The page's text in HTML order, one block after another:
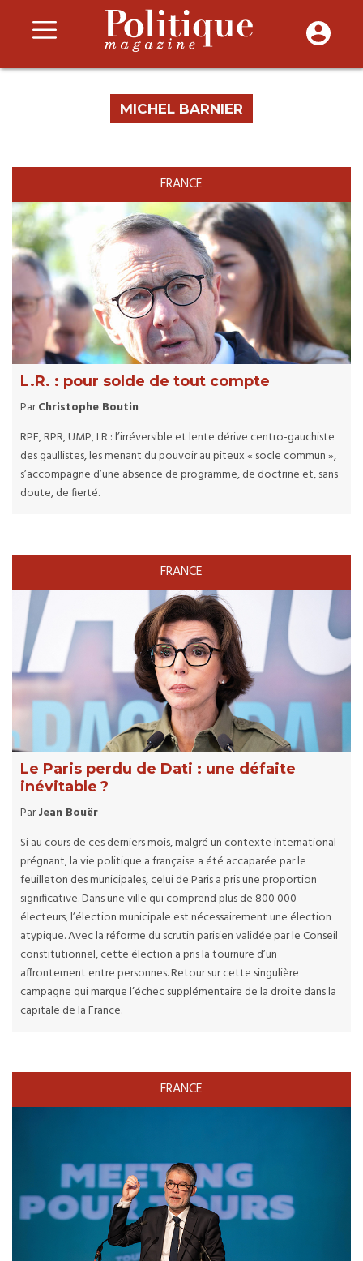
MICHEL BARNIER
FRANCE
L.R. : pour solde de tout compte
ParChristophe Boutin
RPF, RPR, UMP, LR : l’irréversible et lente dérive centro-gauchiste
des gaullistes, les menant du pouvoir au piteux « socle commun »,
s’accompagne d’une absence de programme, de doctrine et, sans
doute, de fierté.
FRANCE
Le Paris perdu de Dati : une défaite
inévitable ?
ParJean Bouër
Si au cours de ces derniers mois, malgré un contexte international
prégnant, la vie politique a française a été accaparée par le
feuilleton des municipales, celui de Paris a pris une proportion
significative. Dans une ville qui comprend plus de 800 000
électeurs, l’élection municipale est nécessairement une élection
atypique. Avec la réforme du scrutin parisien validée par le Conseil
constitutionnel, cette élection a pris la tournure d’un
affrontement entre personnes. Retour sur cette singulière
campagne qui marque l’échec supplémentaire de la droite dans la
capitale de la France.
FRANCE